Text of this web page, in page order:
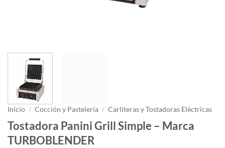
Inicio / Cocción y Pastelería / Carliteras y Tostadoras Eléctricas
Tostadora Panini Grill Simple – Marca
TURBOBLENDER